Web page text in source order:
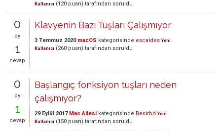
Kullanıcı (120 puan) tarafından soruldu
0
oy
1
cevap
Klavyenin Bazı Tuşları Çalışmıyor
3 Temmuz 2020 macOS kategorisinde escaldes Yeni
Kullanıcı (260 puan) tarafından soruldu
0
oy
1
cevap
Başlangıç fonksiyon tuşları neden
çalışmıyor?
29 Eylül 2017 Mac Ailesi kategorisinde Besirbd Yeni
Kullanıcı (150 puan) tarafından soruldu